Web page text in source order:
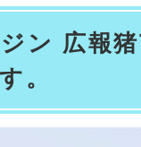
ン 広報
。